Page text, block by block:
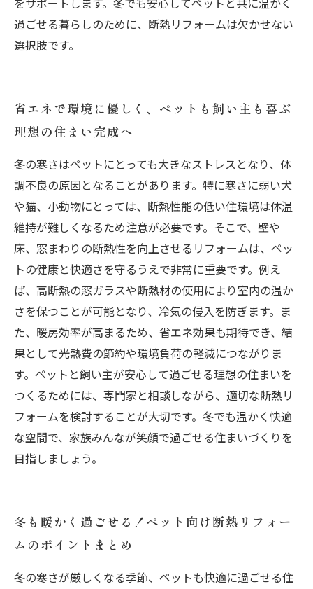
過ごせる暮らしのために、断熱リフォームは欠かせない
選択肢です。
省エネで環境に優しく、ペットも飼い主も喜ぶ
理想の住まい完成へ
冬の寒さはペットにとっても大きなストレスとなり、体
調不良の原因となることがあります。特に寒さに弱い犬
や猫、小動物にとっては、断熱性能の低い住環境は体温
維持が難しくなるため注意が必要です。そこで、壁や
床、窓まわりの断熱性を向上させるリフォームは、ペッ
トの健康と快適さを守るうえで非常に重要です。例え
ば、高断熱の窓ガラスや断熱材の使用により室内の温か
さを保つことが可能となり、冷気の侵入を防ぎます。ま
た、暖房効率が高まるため、省エネ効果も期待でき、結
果として光熱費の節約や環境負荷の軽減につながりま
す。ペットと飼い主が安心して過ごせる理想の住まいを
つくるためには、専門家と相談しながら、適切な断熱リ
フォームを検討することが大切です。冬でも温かく快適
な空間で、家族みんなが笑顔で過ごせる住まいづくりを
目指しましょう。
冬も暖かく過ごせる！ペット向け断熱リフォー
ムのポイントまとめ
冬の寒さが厳しくなる季節、ペットも快適に過ごせる住